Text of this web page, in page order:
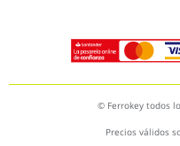
© Ferrokey todos
Precios válidos